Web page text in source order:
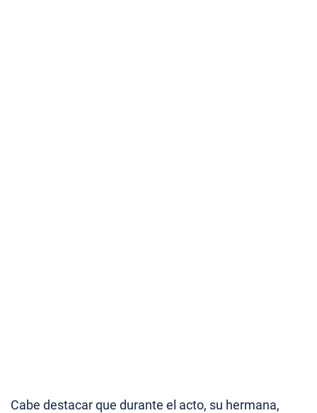
Cabe destacar que durante el acto, su hermana,